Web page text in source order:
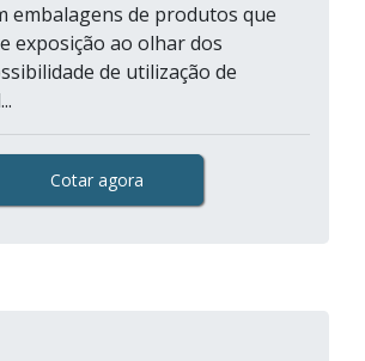
embalagens de produtos que
exposição ao olhar dos
de utilização de
Cotar agora